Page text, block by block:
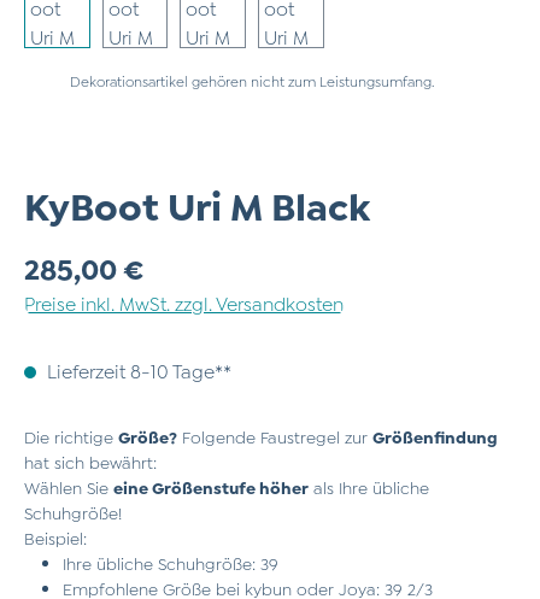
Dekorationsartikel gehören nicht zum Leistungsumfang.
KyBoot Uri M Black
Regulärer Preis:
285,00 €
Preise inkl. MwSt. zzgl. Versandkosten
Lieferzeit 8-10 Tage**
Die richtige Größe? Folgende Faustregel zur Größenfindung
hat sich bewährt:
Wählen Sie eine Größenstufe höher als Ihre übliche
Schuhgröße!
Beispiel:
Ihre übliche Schuhgröße: 39
Empfohlene Größe bei kybun oder Joya: 39 2/3